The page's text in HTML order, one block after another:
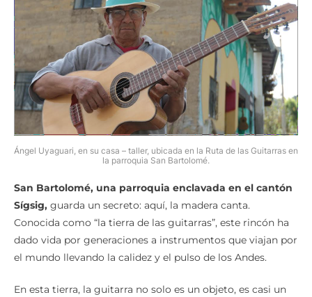
Ángel Uyaguari, en su casa – taller, ubicada en la Ruta de las Guitarras en
la parroquia San Bartolomé.
San Bartolomé, una parroquia enclavada en el cantón
Sígsig, guarda un secreto: aquí, la madera canta.
Conocida como “la tierra de las guitarras”, este rincón ha
dado vida por generaciones a instrumentos que viajan por
el mundo llevando la calidez y el pulso de los Andes.
En esta tierra, la guitarra no solo es un objeto, es casi un